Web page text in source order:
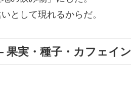
として現れるからだ。
実・種子・カフェイン